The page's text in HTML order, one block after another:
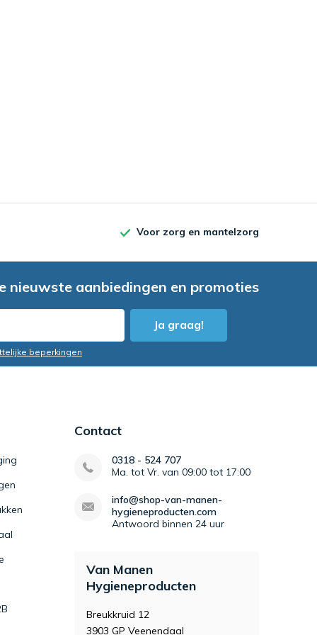
Voor zorg en mantelzorg
nieuwste aanbiedingen en promoties
Ja graag!
beperkingen
Contact
0318 - 524 707
Ma. tot Vr. van 09:00 tot 17:00
info@shop-van-manen-
hygieneproducten.com
Antwoord binnen 24 uur
Van Manen
Hygieneproducten
Breukkruid 12
3903 GP Veenendaal